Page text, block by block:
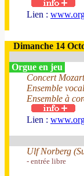
Lien :
Dimanche 14
Orgue en jeu
Concert
Ensemble
Ensemble à
Lien :
Ulf Norberg
- entrée libre